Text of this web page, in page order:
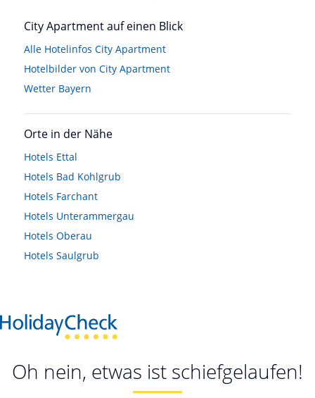
City Apartment auf einen Blick
Alle Hotelinfos City Apartment
Hotelbilder von City Apartment
Wetter Bayern
Orte in der Nähe
Hotels Ettal
Hotels Bad Kohlgrub
Hotels Farchant
Hotels Unterammergau
Hotels Oberau
Hotels Saulgrub
Oh nein, etwas ist schiefgelaufen!